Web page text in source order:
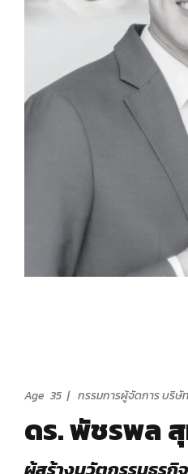
Age 35 | กรรมการผู้จัดการ บริษัท
ดร. พัชรพล